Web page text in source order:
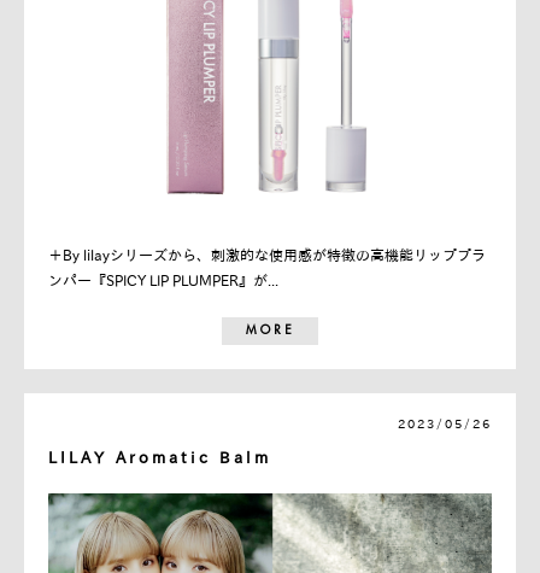
＋By lilayシリーズから、刺激的な使用感が特徴の高機能リッププラ
ンパー『SPICY LIP PLUMPER』が...
MORE
2023/05/26
LILAY Aromatic Balm